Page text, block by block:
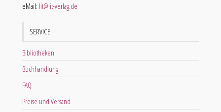
eMail: lit@lit-verlag.de
SERVICE
Bibliotheken
Buchhandlung
FAQ
Preise und Versand